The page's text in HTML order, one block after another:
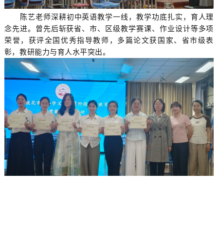
陈艺老师深耕初中英语教学一线，教学功底扎实，育人理
念先进。曾先后斩获省、市、区级教学赛课、作业设计等多项
荣誉，获评全国优秀指导教师，多篇论文获国家、省市级表
彰，教研能力与育人水平突出。